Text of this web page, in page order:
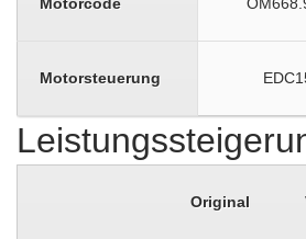
Motorsteuerung
Original